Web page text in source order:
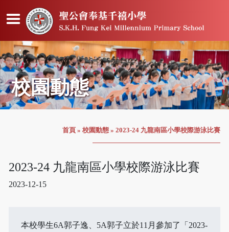
校園動態
首頁 » 校園動態 » 2023-24 九龍南區小學校際游泳比賽
2023-24 九龍南區小學校際游泳比賽
2023-12-15
本校學生6A郭子逸、5A郭子立於11月參加了「2023-